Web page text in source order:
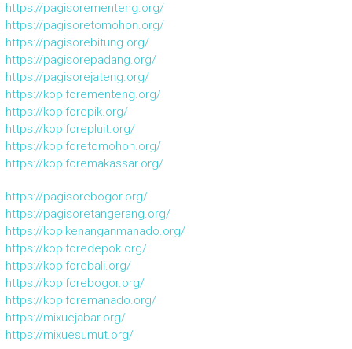
https://pagisorementeng.org/
https://pagisoretomohon.org/
https://pagisorebitung.org/
https://pagisorepadang.org/
https://pagisorejateng.org/
https://kopiforementeng.org/
https://kopiforepik.org/
https://kopiforepluit.org/
https://kopiforetomohon.org/
https://kopiforemakassar.org/
https://pagisorebogor.org/
https://pagisoretangerang.org/
https://kopikenanganmanado.org/
https://kopiforedepok.org/
https://kopiforebali.org/
https://kopiforebogor.org/
https://kopiforemanado.org/
https://mixuejabar.org/
https://mixuesumut.org/